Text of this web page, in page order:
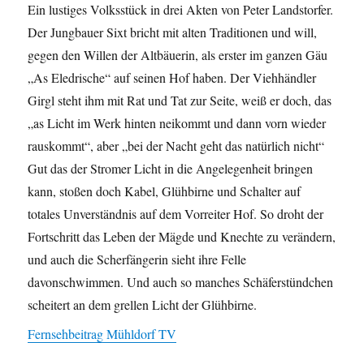
Ein lustiges Volksstück in drei Akten von Peter Landstorfer.
Der Jungbauer Sixt bricht mit alten Traditionen und will,
gegen den Willen der Altbäuerin, als erster im ganzen Gäu
„As Eledrische“ auf seinen Hof haben. Der Viehhändler
Girgl steht ihm mit Rat und Tat zur Seite, weiß er doch, das
„as Licht im Werk hinten neikommt und dann vorn wieder
rauskommt“, aber „bei der Nacht geht das natürlich nicht“
Gut das der Stromer Licht in die Angelegenheit bringen
kann, stoßen doch Kabel, Glühbirne und Schalter auf
totales Unverständnis auf dem Vorreiter Hof. So droht der
Fortschritt das Leben der Mägde und Knechte zu verändern,
und auch die Scherfängerin sieht ihre Felle
davonschwimmen. Und auch so manches Schäferstündchen
scheitert an dem grellen Licht der Glühbirne.
Fernsehbeitrag Mühldorf TV